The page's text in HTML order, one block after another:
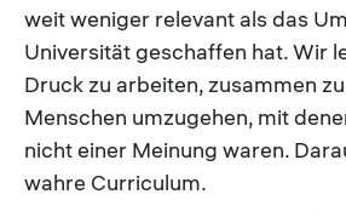
weit weniger relevant als das
Universität geschaffen hat. Wir
Druck zu arbeiten, zusammen
Menschen umzugehen, mit
nicht einer Meinung waren.
wahre Curriculum.